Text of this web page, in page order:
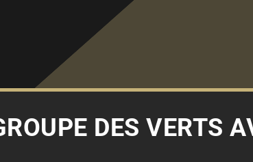
DES VERTS